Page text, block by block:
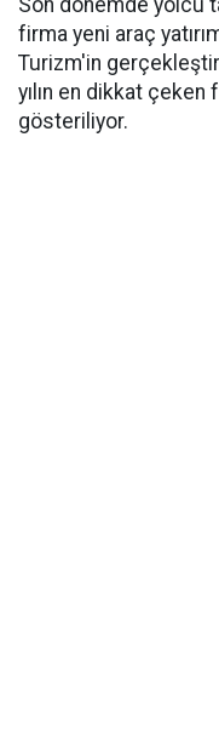
Son dönemde yolcu
firma yeni araç
Turizm'in
yılın en dikkat çeken
gösteriliyor.